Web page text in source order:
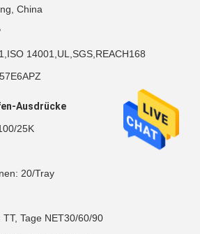
China
14001,UL,SGS,REACH168
Ausdrücke
25K
20/Tray
Tage NET30/60/90